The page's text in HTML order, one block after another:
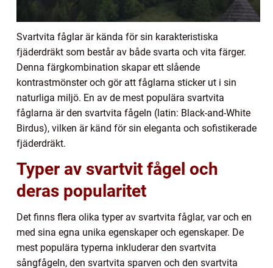
Svartvita fåglar är kända för sin karakteristiska
fjäderdräkt som består av både svarta och vita färger.
Denna färgkombination skapar ett slående
kontrastmönster och gör att fåglarna sticker ut i sin
naturliga miljö. En av de mest populära svartvita
fåglarna är den svartvita fågeln (latin: Black-and-White
Birdus), vilken är känd för sin eleganta och sofistikerade
fjäderdräkt.
Typer av svartvit fågel och
deras popularitet
Det finns flera olika typer av svartvita fåglar, var och en
med sina egna unika egenskaper och egenskaper. De
mest populära typerna inkluderar den svartvita
sångfågeln, den svartvita sparven och den svartvita